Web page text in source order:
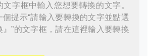
文字框中輸入您想要轉換的文字。
個提示“請輸入要轉換的文字並點選
』”的文字框，請在這裡輸入要轉換